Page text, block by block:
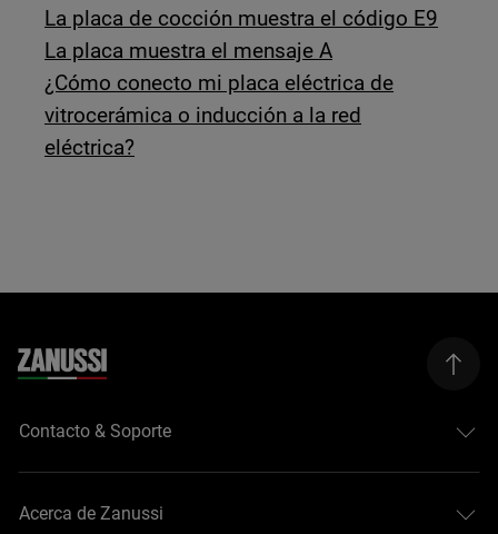
La placa de cocción muestra el código E9
La placa muestra el mensaje A
¿Cómo conecto mi placa eléctrica de
vitrocerámica o inducción a la red
eléctrica?
Contacto & Soporte
Acerca de Zanussi